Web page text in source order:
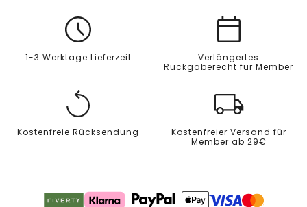
1-3 Werktage Lieferzeit
Verlängertes
Rückgaberecht für Member
Kostenfreie Rücksendung
Kostenfreier Versand für
Member ab 29€